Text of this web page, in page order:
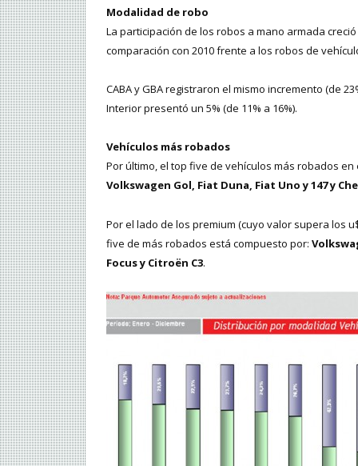
Modalidad de robo
La participación de los robos a mano armada
comparación con 2010 frente a los robos de
CABA y GBA registraron el mismo incremento (de
Interior presentó un 5% (de 11% a 16%).
Vehículos más robados
Por último, el top five de vehículos más robados
Volkswagen Gol, Fiat Duna, Fiat Uno y 147 y
Por el lado de los premium (cuyo valor supera los
five de más robados está compuesto por:
Focus y Citroën C3.